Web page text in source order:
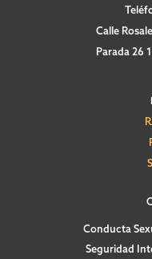
Calle
Parada 26
Conducta
Seguridad